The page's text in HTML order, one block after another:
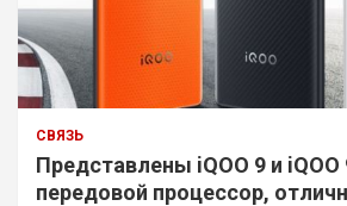
СВЯЗЬ
Представлены iQOO 9 и iQOO
передовой процессор,